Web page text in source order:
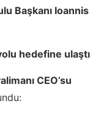
Başkanı Ioannis
hedefine ulaştı
CEO’su